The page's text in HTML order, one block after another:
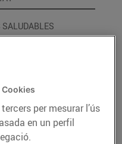
per mesurar l’ús
en un perfil